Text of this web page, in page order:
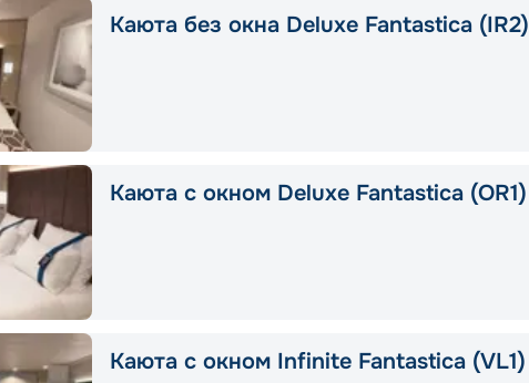
Каюта без окна Deluxe Fantastica (IR2)
Каюта с окном Deluxe Fantastica (OR1)
Каюта с окном Infinite Fantastica (VL1)